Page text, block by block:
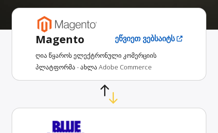
Magento ეწვიეთ ვებსაიტს
ღია წყაროს ელექტრონული კომერციის
პლატფორმა - ახლა Adobe Commerce